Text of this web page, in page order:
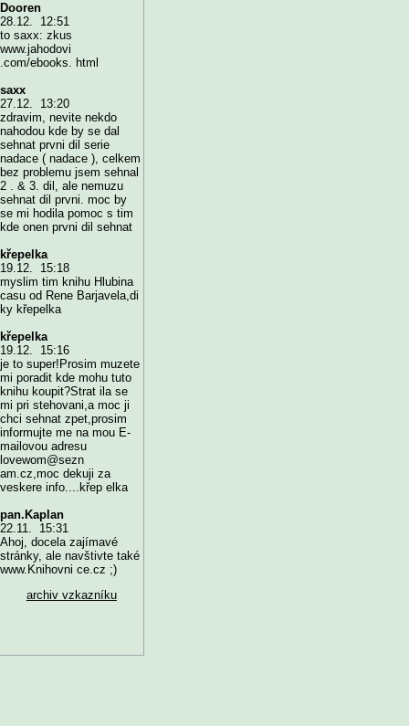
Dooren
28.12. 12:51
to saxx: zkus
www.jahodovi
.com/ebooks. html
saxx
27.12. 13:20
zdravim, nevite nekdo
nahodou kde by se dal
sehnat prvni dil serie
nadace ( nadace ), celkem
bez problemu jsem sehnal
2 . & 3. dil, ale nemuzu
sehnat dil prvni. moc by
se mi hodila pomoc s tim
kde onen prvni dil sehnat
křepelka
19.12. 15:18
myslim tim knihu Hlubina
casu od Rene Barjavela,di
ky křepelka
křepelka
19.12. 15:16
je to super!Prosim muzete
mi poradit kde mohu tuto
knihu koupit?Strat ila se
mi pri stehovani,a moc ji
chci sehnat zpet,prosim
informujte me na mou E-
mailovou adresu
lovewom@sezn
am.cz,moc dekuji za
veskere info....křep elka
pan.Kaplan
22.11. 15:31
Ahoj, docela zajímavé
stránky, ale navštivte také
www.Knihovni ce.cz ;)
archiv vzkazníku